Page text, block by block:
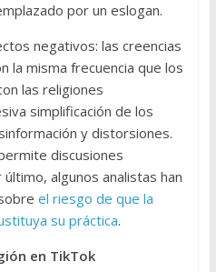
por un eslogan.
negativos: las creencias
la misma frecuencia que los
las religiones
simplificación de los
y distorsiones.
discusiones
algunos analistas han
el riesgo de que la
su práctica.
en TikTok